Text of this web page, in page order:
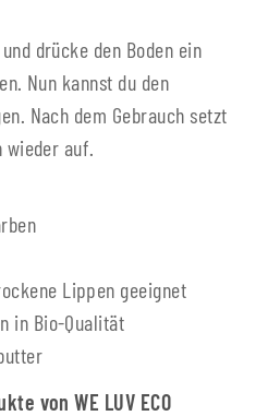
drücke den Boden ein
Nun kannst du den
Nach dem Gebrauch setzt
auf.
Lippen geeignet
in Bio-Qualität
von WE LUV ECO